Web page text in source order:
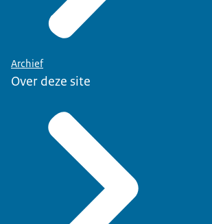
Archief
Over deze site